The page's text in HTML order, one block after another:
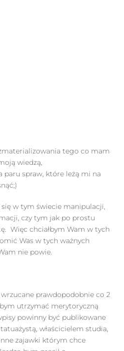
tego co mam
wiedzą,
spraw, które leżą mi na
w tym świecie manipulacji,
czy tym jak po prostu
Więc chciałbym Wam w tych
Was w tych ważnych
nie powie.
prawdopodobnie co 2
utrzymać merytoryczną
powinny być publikowane
właścicielem studia,
zajawki którym chce